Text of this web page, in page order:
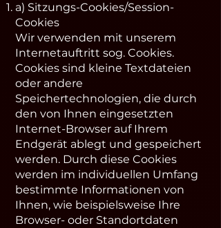
a) Sitzungs-Cookies/Session-
Cookies
Wir verwenden mit unserem
Internetauftritt sog. Cookies.
Cookies sind kleine Textdateien
oder andere
Speichertechnologien, die durch
den von Ihnen eingesetzten
Internet-Browser auf Ihrem
Endgerät ablegt und gespeichert
werden. Durch diese Cookies
werden im individuellen Umfang
bestimmte Informationen von
Ihnen, wie beispielsweise Ihre
Browser- oder Standortdaten